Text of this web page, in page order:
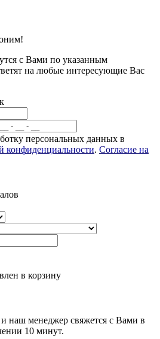
с Вами по указанным
на любые интересующие Вас
персональных данных в
конфиденциальности. Согласие на
в корзину
наш менеджер свяжется с Вами в
10 минут.